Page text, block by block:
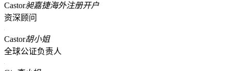
Castor昶嘉捷海外注册开户
资深顾问
Castor胡小姐
全球公证负责人